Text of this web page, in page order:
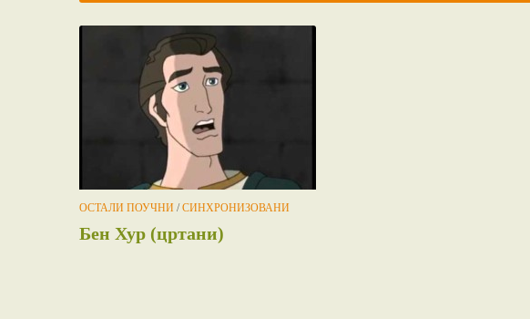
ОСТАЛИ ПОУЧНИ /СИНХРОНИЗОВАНИ
Бен Хур (цртани)